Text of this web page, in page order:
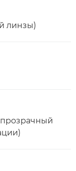
линзы)